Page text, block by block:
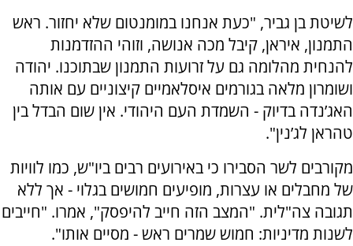
לשיטת בן גביר, "כעת אנחנו במומנטום שלא יחזור. ראש
התמנון, איראן, קיבל מכה אנושה, וזוהי ההזדמנות
להנחית מהלומה גם על זרועות התמנון שבתוכנו. יהודה
ושומרון מלאה בגורמים איסלאמיים קיצוניים עם אותה
האג’נדה בדיוק - השמדת העם היהודי. אין שום הבדל בין
טהראן לג’נין".
מקורבים לשר הסבירו כי באירועים רבים ביו"ש, כמו לוויות
של מחבלים או עצרות, מופיעים חמושים בגלוי - אך ללא
תגובה צה"לית. "המצב הזה חייב להיפסק", אמרו. "חייבים
לשנות מדיניות: חמוש שמרים ראש - מסיים אותו".